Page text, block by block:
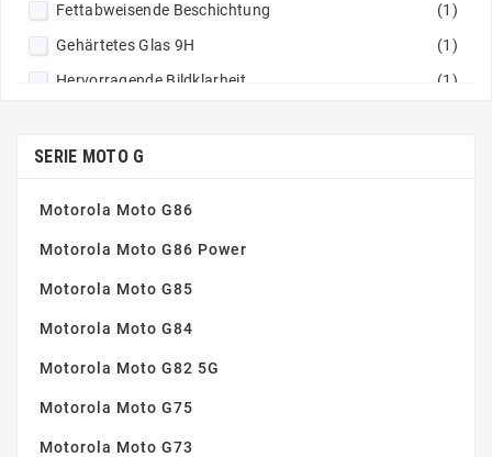
Fettabweisende Beschichtung
(1)
Gehärtetes Glas 9H
(1)
Hervorragende Bildklarheit
(1)
Perfekte Haftung
SERIE MOTO G
Motorola Moto G86
Motorola Moto G86 Power
Motorola Moto G85
Motorola Moto G84
Motorola Moto G82 5G
Motorola Moto G75
Motorola Moto G73